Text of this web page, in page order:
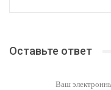
Оставьте ответ
Ваш